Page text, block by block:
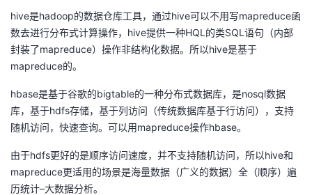
播
活
动
的
关
程
认
证
的
实
我
的
藏
支
持
声
建
hive是hadoop的数据仓库工具，通过hive可以不用写mapreduce函
数去进行分布式计算操作，hive提供一种HQL的类SQL语句（内部
封装了mapreduce）操作非结构化数据。所以hive是基于
mapreduce的。
hbase是基于谷歌的bigtable的一种分布式数据库，是nosql数据
库，基于hdfs存储，基于列访问（传统数据库基于行访问），支持
随机访问，快速查询。可以用mapreduce操作hbase。
由于hdfs更好的是顺序访问速度，并不支持随机访问，所以hive和
mapreduce更适用的场景是海量数据（广义的数据）全（顺序）遍
历统计–大数据分析。